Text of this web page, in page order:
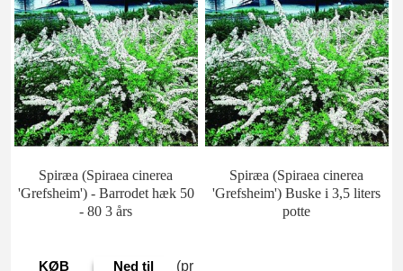
Spiræa (Spiraea cinerea
'Grefsheim') - Barrodet hæk 50
- 80 3 års
KØB Ned til (pr
Spiræa (Spiraea cinerea
'Grefsheim') Buske i 3,5 liters
potte